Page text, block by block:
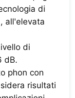
di
all'elevata
di
dB.
phon con
risultati